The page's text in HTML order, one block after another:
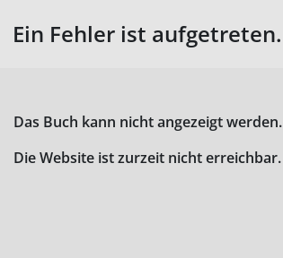
Ein Fehler ist aufgetreten.
Das Buch kann nicht angezeigt werden.
Die Website ist zurzeit nicht erreichbar.